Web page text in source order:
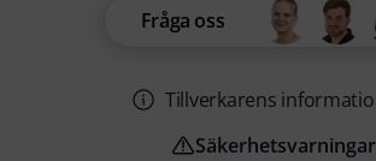
Fråga oss
Tillverkarens
Säkerhetsvarningar